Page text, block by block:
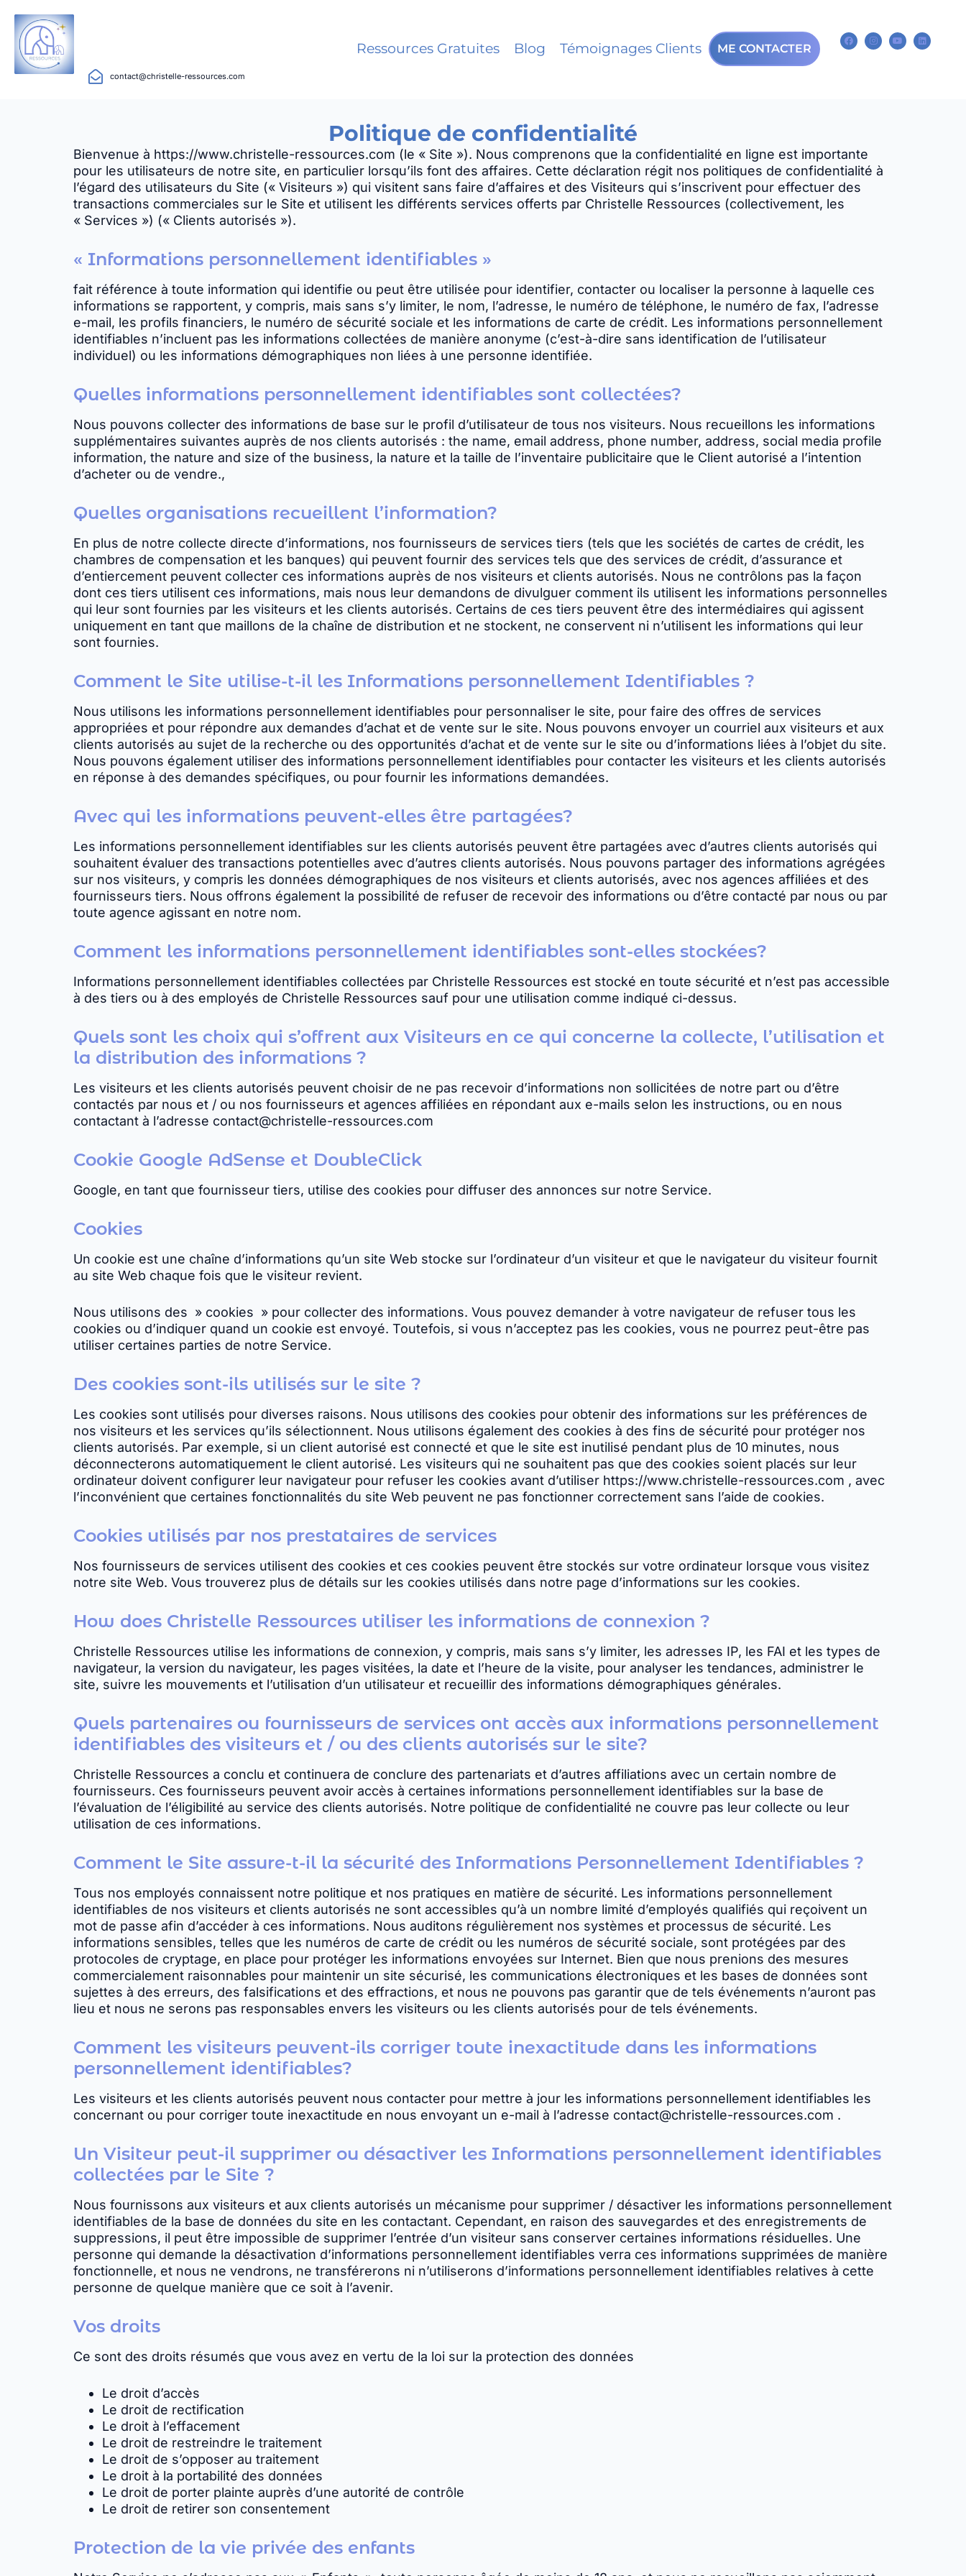
Ressources Gratuites Blog Témoignages Clients ME CONTACTER
contact@christelle-ressources.com
Politique de confidentialité
Bienvenue à https://www.christelle-ressources.com (le « Site »). Nous comprenons que la confidentialité en ligne est importante
pour les utilisateurs de notre site, en particulier lorsqu’ils font des affaires. Cette déclaration régit nos politiques de confidentialité à
l’égard des utilisateurs du Site (« Visiteurs ») qui visitent sans faire d’affaires et des Visiteurs qui s’inscrivent pour effectuer des
transactions commerciales sur le Site et utilisent les différents services offerts par Christelle Ressources (collectivement, les
« Services ») (« Clients autorisés »).
« Informations personnellement identifiables »
fait référence à toute information qui identifie ou peut être utilisée pour identifier, contacter ou localiser la personne à laquelle ces
informations se rapportent, y compris, mais sans s’y limiter, le nom, l’adresse, le numéro de téléphone, le numéro de fax, l’adresse
e-mail, les profils financiers, le numéro de sécurité sociale et les informations de carte de crédit. Les informations personnellement
identifiables n’incluent pas les informations collectées de manière anonyme (c’est-à-dire sans identification de l’utilisateur
individuel) ou les informations démographiques non liées à une personne identifiée.
Quelles informations personnellement identifiables sont collectées?
Nous pouvons collecter des informations de base sur le profil d’utilisateur de tous nos visiteurs. Nous recueillons les informations
supplémentaires suivantes auprès de nos clients autorisés : the name, email address, phone number, address, social media profile
information, the nature and size of the business, la nature et la taille de l’inventaire publicitaire que le Client autorisé a l’intention
d’acheter ou de vendre.,
Quelles organisations recueillent l’information?
En plus de notre collecte directe d’informations, nos fournisseurs de services tiers (tels que les sociétés de cartes de crédit, les
chambres de compensation et les banques) qui peuvent fournir des services tels que des services de crédit, d’assurance et
d’entiercement peuvent collecter ces informations auprès de nos visiteurs et clients autorisés. Nous ne contrôlons pas la façon
dont ces tiers utilisent ces informations, mais nous leur demandons de divulguer comment ils utilisent les informations personnelles
qui leur sont fournies par les visiteurs et les clients autorisés. Certains de ces tiers peuvent être des intermédiaires qui agissent
uniquement en tant que maillons de la chaîne de distribution et ne stockent, ne conservent ni n’utilisent les informations qui leur
sont fournies.
Comment le Site utilise-t-il les Informations personnellement Identifiables ?
Nous utilisons les informations personnellement identifiables pour personnaliser le site, pour faire des offres de services
appropriées et pour répondre aux demandes d’achat et de vente sur le site. Nous pouvons envoyer un courriel aux visiteurs et aux
clients autorisés au sujet de la recherche ou des opportunités d’achat et de vente sur le site ou d’informations liées à l’objet du site.
Nous pouvons également utiliser des informations personnellement identifiables pour contacter les visiteurs et les clients autorisés
en réponse à des demandes spécifiques, ou pour fournir les informations demandées.
Avec qui les informations peuvent-elles être partagées?
Les informations personnellement identifiables sur les clients autorisés peuvent être partagées avec d’autres clients autorisés qui
souhaitent évaluer des transactions potentielles avec d’autres clients autorisés. Nous pouvons partager des informations agrégées
sur nos visiteurs, y compris les données démographiques de nos visiteurs et clients autorisés, avec nos agences affiliées et des
fournisseurs tiers. Nous offrons également la possibilité de refuser de recevoir des informations ou d’être contacté par nous ou par
toute agence agissant en notre nom.
Comment les informations personnellement identifiables sont-elles stockées?
Informations personnellement identifiables collectées par Christelle Ressources est stocké en toute sécurité et n’est pas accessible
à des tiers ou à des employés de Christelle Ressources sauf pour une utilisation comme indiqué ci-dessus.
Quels sont les choix qui s’offrent aux Visiteurs en ce qui concerne la collecte, l’utilisation et
la distribution des informations ?
Les visiteurs et les clients autorisés peuvent choisir de ne pas recevoir d’informations non sollicitées de notre part ou d’être
contactés par nous et / ou nos fournisseurs et agences affiliées en répondant aux e-mails selon les instructions, ou en nous
contactant à l’adresse contact@christelle-ressources.com
Cookie Google AdSense et DoubleClick
Google, en tant que fournisseur tiers, utilise des cookies pour diffuser des annonces sur notre Service.
Cookies
Un cookie est une chaîne d’informations qu’un site Web stocke sur l’ordinateur d’un visiteur et que le navigateur du visiteur fournit
au site Web chaque fois que le visiteur revient.
Nous utilisons des » cookies » pour collecter des informations. Vous pouvez demander à votre navigateur de refuser tous les
cookies ou d’indiquer quand un cookie est envoyé. Toutefois, si vous n’acceptez pas les cookies, vous ne pourrez peut-être pas
utiliser certaines parties de notre Service.
Des cookies sont-ils utilisés sur le site ?
Les cookies sont utilisés pour diverses raisons. Nous utilisons des cookies pour obtenir des informations sur les préférences de
nos visiteurs et les services qu’ils sélectionnent. Nous utilisons également des cookies à des fins de sécurité pour protéger nos
clients autorisés. Par exemple, si un client autorisé est connecté et que le site est inutilisé pendant plus de 10 minutes, nous
déconnecterons automatiquement le client autorisé. Les visiteurs qui ne souhaitent pas que des cookies soient placés sur leur
ordinateur doivent configurer leur navigateur pour refuser les cookies avant d’utiliser https://www.christelle-ressources.com , avec
l’inconvénient que certaines fonctionnalités du site Web peuvent ne pas fonctionner correctement sans l’aide de cookies.
Cookies utilisés par nos prestataires de services
Nos fournisseurs de services utilisent des cookies et ces cookies peuvent être stockés sur votre ordinateur lorsque vous visitez
notre site Web. Vous trouverez plus de détails sur les cookies utilisés dans notre page d’informations sur les cookies.
How does Christelle Ressources utiliser les informations de connexion ?
Christelle Ressources utilise les informations de connexion, y compris, mais sans s’y limiter, les adresses IP, les FAI et les types de
navigateur, la version du navigateur, les pages visitées, la date et l’heure de la visite, pour analyser les tendances, administrer le
site, suivre les mouvements et l’utilisation d’un utilisateur et recueillir des informations démographiques générales.
Quels partenaires ou fournisseurs de services ont accès aux informations personnellement
identifiables des visiteurs et / ou des clients autorisés sur le site?
Christelle Ressources a conclu et continuera de conclure des partenariats et d’autres affiliations avec un certain nombre de
fournisseurs. Ces fournisseurs peuvent avoir accès à certaines informations personnellement identifiables sur la base de
l’évaluation de l’éligibilité au service des clients autorisés. Notre politique de confidentialité ne couvre pas leur collecte ou leur
utilisation de ces informations.
Comment le Site assure-t-il la sécurité des Informations Personnellement Identifiables ?
Tous nos employés connaissent notre politique et nos pratiques en matière de sécurité. Les informations personnellement
identifiables de nos visiteurs et clients autorisés ne sont accessibles qu’à un nombre limité d’employés qualifiés qui reçoivent un
mot de passe afin d’accéder à ces informations. Nous auditons régulièrement nos systèmes et processus de sécurité. Les
informations sensibles, telles que les numéros de carte de crédit ou les numéros de sécurité sociale, sont protégées par des
protocoles de cryptage, en place pour protéger les informations envoyées sur Internet. Bien que nous prenions des mesures
commercialement raisonnables pour maintenir un site sécurisé, les communications électroniques et les bases de données sont
sujettes à des erreurs, des falsifications et des effractions, et nous ne pouvons pas garantir que de tels événements n’auront pas
lieu et nous ne serons pas responsables envers les visiteurs ou les clients autorisés pour de tels événements.
Comment les visiteurs peuvent-ils corriger toute inexactitude dans les informations
personnellement identifiables?
Les visiteurs et les clients autorisés peuvent nous contacter pour mettre à jour les informations personnellement identifiables les
concernant ou pour corriger toute inexactitude en nous envoyant un e-mail à l’adresse contact@christelle-ressources.com .
Un Visiteur peut-il supprimer ou désactiver les Informations personnellement identifiables
collectées par le Site ?
Nous fournissons aux visiteurs et aux clients autorisés un mécanisme pour supprimer / désactiver les informations personnellement
identifiables de la base de données du site en les contactant. Cependant, en raison des sauvegardes et des enregistrements de
suppressions, il peut être impossible de supprimer l’entrée d’un visiteur sans conserver certaines informations résiduelles. Une
personne qui demande la désactivation d’informations personnellement identifiables verra ces informations supprimées de manière
fonctionnelle, et nous ne vendrons, ne transférerons ni n’utiliserons d’informations personnellement identifiables relatives à cette
personne de quelque manière que ce soit à l’avenir.
Vos droits
Ce sont des droits résumés que vous avez en vertu de la loi sur la protection des données
Le droit d’accès
Le droit de rectification
Le droit à l’effacement
Le droit de restreindre le traitement
Le droit de s’opposer au traitement
Le droit à la portabilité des données
Le droit de porter plainte auprès d’une autorité de contrôle
Le droit de retirer son consentement
Protection de la vie privée des enfants